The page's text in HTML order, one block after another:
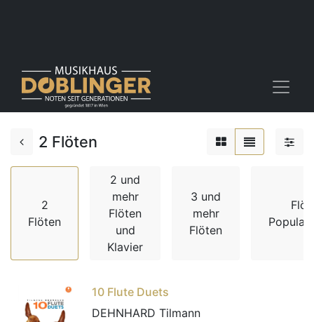
2 Flöten
2
Flöten
2 und
mehr
Flöten
und
Klavier
3 und
mehr
Flöten
10 Flute Duets
DEHNHARD Tilmann